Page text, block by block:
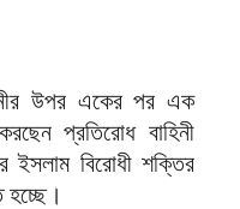
উপর একের পর এক
প্রতিরোধ বাহিনী
ইসলাম বিরোধী শক্তির